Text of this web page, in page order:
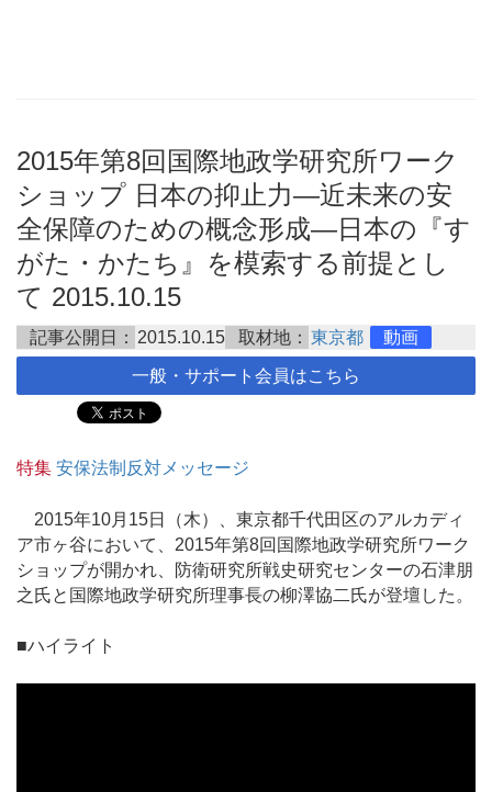
2015年第8回国際地政学研究所ワーク
ショップ 日本の抑止力―近未来の安
全保障のための概念形成―日本の『す
がた・かたち』を模索する前提とし
て 2015.10.15
記事公開日： 2015.10.15 取材地： 東京都 動画
一般・サポート会員はこちら
特集 安保法制反対メッセージ
2015年10月15日（木）、東京都千代田区のアルカディ
ア市ヶ谷において、2015年第8回国際地政学研究所ワーク
ショップが開かれ、防衛研究所戦史研究センターの石津朋
之氏と国際地政学研究所理事長の柳澤協二氏が登壇した。
■ハイライト